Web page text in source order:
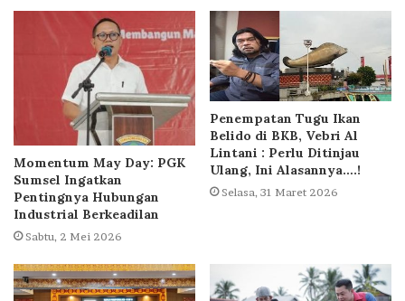
Momentum May Day: PGK
Sumsel Ingatkan
Pentingnya Hubungan
Industrial Berkeadilan
Sabtu, 2 Mei 2026
Penempatan Tugu Ikan
Belido di BKB, Vebri Al
Lintani : Perlu Ditinjau
Ulang, Ini Alasannya….!
Selasa, 31 Maret 2026